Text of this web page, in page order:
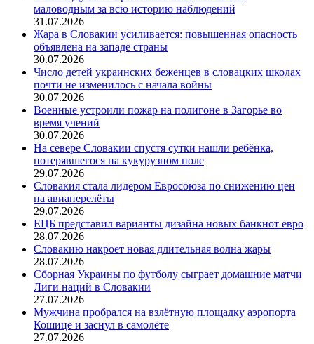
маловодным за всю историю наблюдений
31.07.2026
Жара в Словакии усиливается: повышенная опасность
объявлена на западе страны
30.07.2026
Число детей украинских беженцев в словацких школах
почти не изменилось с начала войны
30.07.2026
Военные устроили пожар на полигоне в Загорье во
время учений
30.07.2026
На севере Словакии спустя сутки нашли ребёнка,
потерявшегося на кукурузном поле
29.07.2026
Словакия стала лидером Евросоюза по снижению цен
на авиаперелёты
29.07.2026
ЕЦБ представил варианты дизайна новых банкнот евро
28.07.2026
Словакию накроет новая длительная волна жары
28.07.2026
Сборная Украины по футболу сыграет домашние матчи
Лиги наций в Словакии
27.07.2026
Мужчина пробрался на взлётную площадку аэропорта
Кошице и заснул в самолёте
27.07.2026